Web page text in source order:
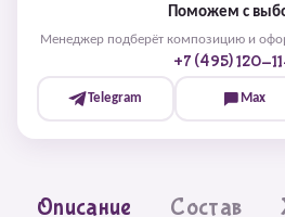
Поможем с
Менеджер подберёт композицию и
+7 (495) 120-
Telegram Max
Описание Состав